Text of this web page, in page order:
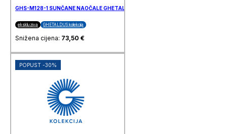
GHS-M128-1 SUNČANE NAOČALE GHETALDUS
ekskluziva GHETALDUS kolekcija
Snižena cijena: 73,50 €
POPUST -30%